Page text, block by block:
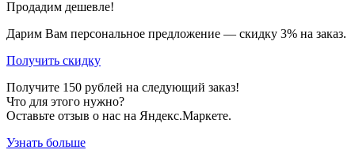
Продадим дешевле!
Дарим Вам персональное предложение — скидку 3% на заказ.
Получить скидку
Получите 150 рублей на следующий заказ!
Что для этого нужно?
Оставьте отзыв о нас на Яндекс.Маркете.
Узнать больше